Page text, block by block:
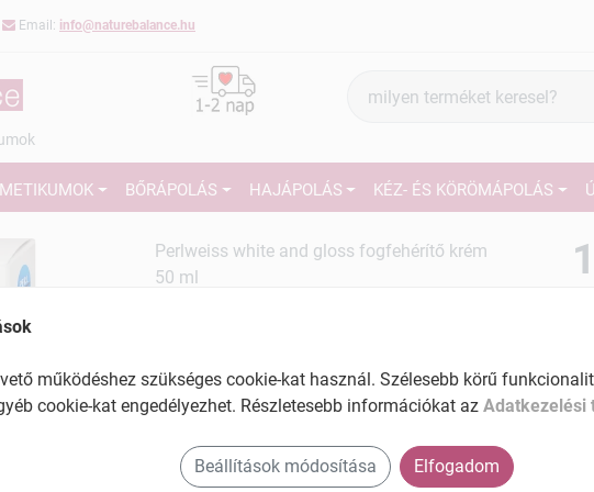
Email: info@naturebalance.hu
keresés
BŐRÁPOLÁS HAJÁPOLÁS KÉZ- ÉS KÖRÖMÁPOLÁS
Perlweiss white and gloss fogfehérítő krém
50 ml
működéshez szükséges cookie-kat használ. Szélesebb körű
cookie-kat engedélyezhet. Részletesebb információkat az Adatkezelési
Beállítások módosítása Elfogadom